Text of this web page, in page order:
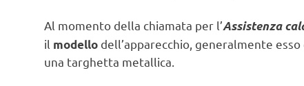
Al momento della chiamata per l’Assistenza
il modello dell’apparecchio, generalmente
una targhetta metallica.